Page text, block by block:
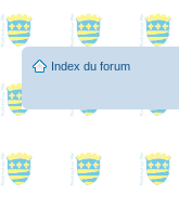
Index du forum